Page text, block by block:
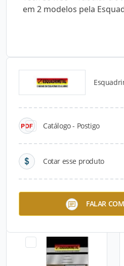
em 2 modelos pela
Catálogo - Postigo
Cotar esse produto
FALAR
Catálogos para